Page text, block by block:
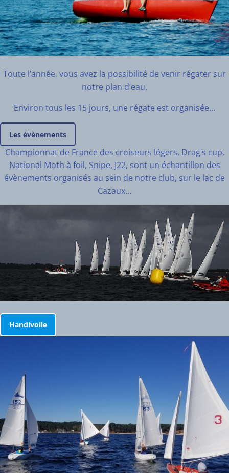
Toute l’année, vous avez la possibilité de venir régater sur
notre plan d’eau.
Environ tous les 15 jours, une régate est organisée…
Les évènements
Championnat de France des croiseurs légers, Drag’s cup,
National Moth à foil, Snipe, J22, sont un échantillon des
évènements organisés au sein de notre club, sur le lac de
Cazaux…
Handivoile